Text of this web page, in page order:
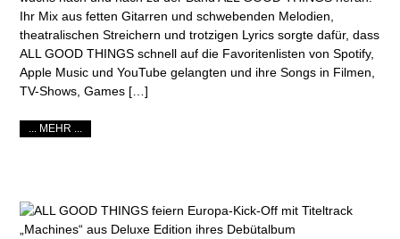
Ihr Mix aus fetten Gitarren und schwebenden Melodien,
theatralischen Streichern und trotzigen Lyrics sorgte dafür, dass
ALL GOOD THINGS schnell auf die Favoritenlisten von Spotify,
Apple Music und YouTube gelangten und ihre Songs in Filmen,
TV-Shows, Games […]
... MEHR ...